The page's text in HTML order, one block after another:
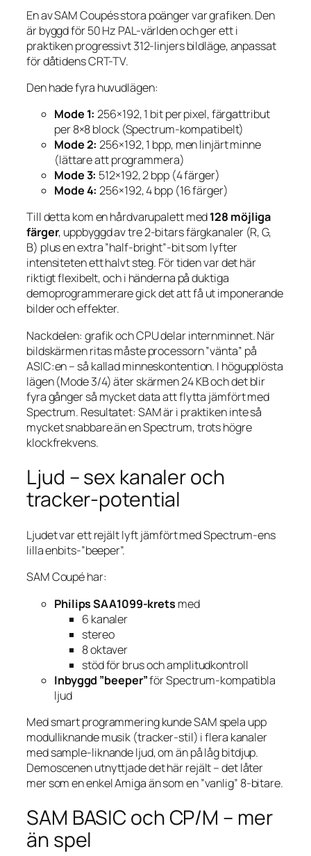
En av SAM Coupés stora poänger var grafiken. Den
är byggd för 50 Hz PAL-världen och ger ett i
praktiken progressivt 312-linjers bildläge, anpassat
för dåtidens CRT-TV.
Den hade fyra huvudlägen:
Mode 1: 256×192, 1 bit per pixel, färgattribut
per 8×8 block (Spectrum-kompatibelt)
Mode 2: 256×192, 1 bpp, men linjärt minne
(lättare att programmera)
Mode 3: 512×192, 2 bpp (4 färger)
Mode 4: 256×192, 4 bpp (16 färger)
Till detta kom en hårdvarupalett med128 möjliga
färger, uppbyggd av tre 2-bitars färgkanaler (R, G,
B) plus en extra ”half-bright”-bit som lyfter
intensiteten ett halvt steg. För tiden var det här
riktigt flexibelt, och i händerna på duktiga
demoprogrammerare gick det att få ut imponerande
bilder och effekter.
Nackdelen: grafik och CPU delar internminnet. När
bildskärmen ritas måste processorn ”vänta” på
ASIC:en – så kallad minneskontention. I högupplösta
lägen (Mode 3/4) äter skärmen 24 KB och det blir
fyra gånger så mycket data att flytta jämfört med
Spectrum. Resultatet: SAM är i praktiken inte så
mycket snabbare än en Spectrum, trots högre
klockfrekvens.
Ljud – sex kanaler och
tracker-potential
Ljudet var ett rejält lyft jämfört med Spectrum-ens
lilla enbits-”beeper”.
SAM Coupé har:
Philips SAA1099-krets med
6 kanaler
stereo
8 oktaver
stöd för brus och amplitudkontroll
Inbyggd ”beeper”för Spectrum-kompatibla
ljud
Med smart programmering kunde SAM spela upp
modulliknande musik (tracker-stil) i flera kanaler
med sample-liknande ljud, om än på låg bitdjup.
Demoscenen utnyttjade det här rejält – det låter
mer som en enkel Amiga än som en ”vanlig” 8-bitare.
SAM BASIC och CP/M – mer
än spel